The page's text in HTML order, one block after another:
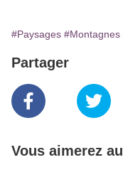
#Paysages #Montagnes
Partager
Vous aimerez